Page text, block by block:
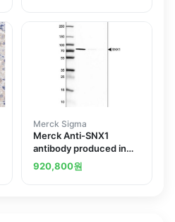
Merck Sigma
Merck Anti-SNX1
antibody produced in
rabbit
920,800원